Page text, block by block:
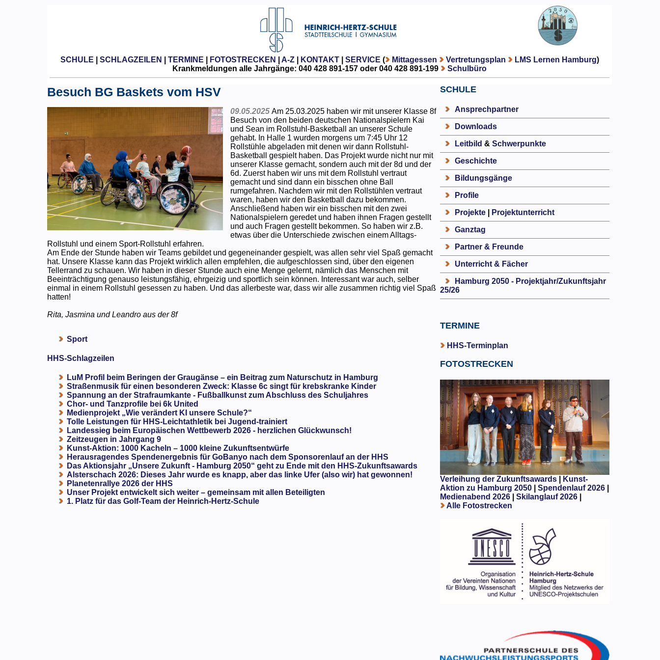
SCHULE SCHLAGZEILEN TERMINE FOTOSTRECKEN A-Z| KONTAKT| SERVICE ( Mittagessen Vertretungsplan LMS Lernen Hamburg)
Krankmeldungen alle Jahrgänge: 040 428 891-157 oder 040 428 891-199
Schulbüro
Besuch BG Baskets vom HSV
09.05.2025 Am 25.03.2025 haben wir mit unserer Klasse 8f
Besuch von den beiden deutschen Nationalspielern Kai
und Sean im Rollstuhl-Basketball an unserer Schule
gehabt. In Halle 1 wurden morgens um 7:45 Uhr 12
Rollstühle abgeladen mit denen wir dann Rollstuhl-
Basketball gespielt haben. Das Projekt wurde nicht nur mit
unserer Klasse gemacht, sondern auch mit der 8d und der
6d. Zuerst haben wir uns mit dem Rollstuhl vertraut
gemacht und sind dann ein bisschen ohne Ball
rumgefahren. Nachdem wir mit den Rollstühlen vertraut
waren, haben wir den Basketball dazu bekommen.
Anschließend haben wir ein bisschen mit den zwei
Nationalspielern geredet und haben ihnen Fragen gestellt
und auch Fragen gestellt bekommen. So haben wir z.B.
etwas über die Unterschiede zwischen einem Alltags-
Rollstuhl und einem Sport-Rollstuhl erfahren.
Am Ende der Stunde haben wir Teams gebildet und gegeneinander gespielt, was allen sehr viel Spaß gemacht
hat. Unsere Klasse kann das Projekt wirklich allen empfehlen, die aufgeschlossen sind, über den eigenen
Tellerrand zu schauen. Wir haben in dieser Stunde auch eine Menge gelernt, nämlich das Menschen mit
Beeinträchtigung genauso leistungsfähig, ehrgeizig und sportlich sein können. Interessant war auch, selber
einmal in einem Rollstuhl gesessen zu haben. Und das allerbeste war, dass wir alle zusammen richtig viel Spaß
hatten!
Rita, Jasmina und Leandro aus der 8f
Sport
HHS-Schlagzeilen
LuM Profil beim Beringen der Graugänse – ein Beitrag zum Naturschutz in Hamburg
Straßenmusik für einen besonderen Zweck: Klasse 6c singt für krebskranke Kinder
Spannung an der Strafraumkante - Fußballkunst zum Abschluss des Schuljahres
Chor- und Tanzprofile bei 6k United
Medienprojekt „Wie verändert KI unsere Schule?“
Tolle Leistungen für HHS-Leichtathletik bei Jugend-trainiert
Landessieg beim Europäischen Wettbewerb 2026 - herzlichen Glückwunsch!
Zeitzeugen in Jahrgang 9
Kunst-Aktion: 1000 Kacheln – 1000 kleine Zukunftsentwürfe
Herausragendes Spendenergebnis für GoBanyo nach dem Sponsorenlauf an der HHS
Das Aktionsjahr „Unsere Zukunft - Hamburg 2050“ geht zu Ende mit den HHS-Zukunftsawards
Alsterschach 2026: Dieses Jahr wurde es knapp, aber das linke Ufer (also wir) hat gewonnen!
Planetenrallye 2026 der HHS
Unser Projekt entwickelt sich weiter – gemeinsam mit allen Beteiligten
1. Platz für das Golf-Team der Heinrich-Hertz-Schule
SCHULE
Ansprechpartner
Downloads
Leitbild & Schwerpunkte
Geschichte
Bildungsgänge
Profile
Projekte| Projektunterricht
Ganztag
Partner & Freunde
Unterricht & Fächer
Hamburg 2050 - Projektjahr/Zukunftsjahr
25/26
TERMINE
HHS-Terminplan
FOTOSTRECKEN
Verleihung der Zukunftsawards|
Kunst-
Aktion zu Hamburg 2050
Spendenlauf 2026|
Medienabend 2026| Skilanglauf 2026|
Alle Fotostrecken